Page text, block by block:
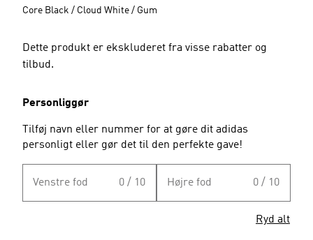
Core Black / Cloud White / Gum
Dette produkt er ekskluderet fra visse rabatter og
tilbud.
Personliggør
Tilføj navn eller nummer for at gøre dit adidas
personligt eller gør det til den perfekte gave!
Venstre fod 0 / 10 Højre fod 0 / 10
Ryd alt